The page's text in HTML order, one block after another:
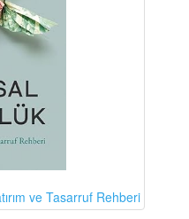
ve Tasarruf Rehberi